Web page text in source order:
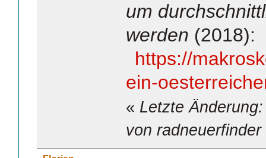
um
werden (2018):
https://
ein-
« Letzte
von radneuerfinder